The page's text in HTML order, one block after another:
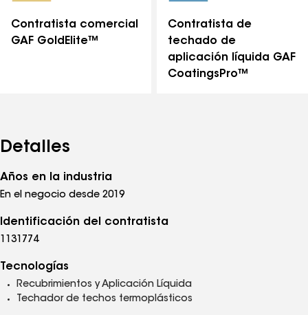
Contratista comercial
GAF GoldElite™
Contratista de
techado de
aplicación líquida GAF
CoatingsPro™
Detalles
Años en la industria
En el negocio desde 2019
Identificación del contratista
1131774
Tecnologías
Recubrimientos y Aplicación Líquida
Techador de techos termoplásticos